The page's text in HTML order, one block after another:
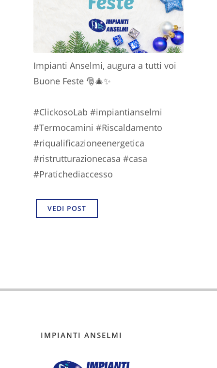
Impianti Anselmi, augura a tutti voi
Buone Feste 🎅🎄✨
#ClickosoLab #impiantianselmi
#Termocamini #Riscaldamento
#riqualificazioneenergetica
#ristrutturazionecasa #casa
#Pratichediaccesso
VEDI POST
IMPIANTI ANSELMI